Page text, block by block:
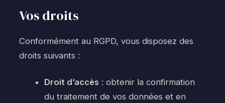
Vos droits
Conformément au RGPD, vous disposez des
droits suivants :
Droit d’accès : obtenir la confirmation
du traitement de vos données et en